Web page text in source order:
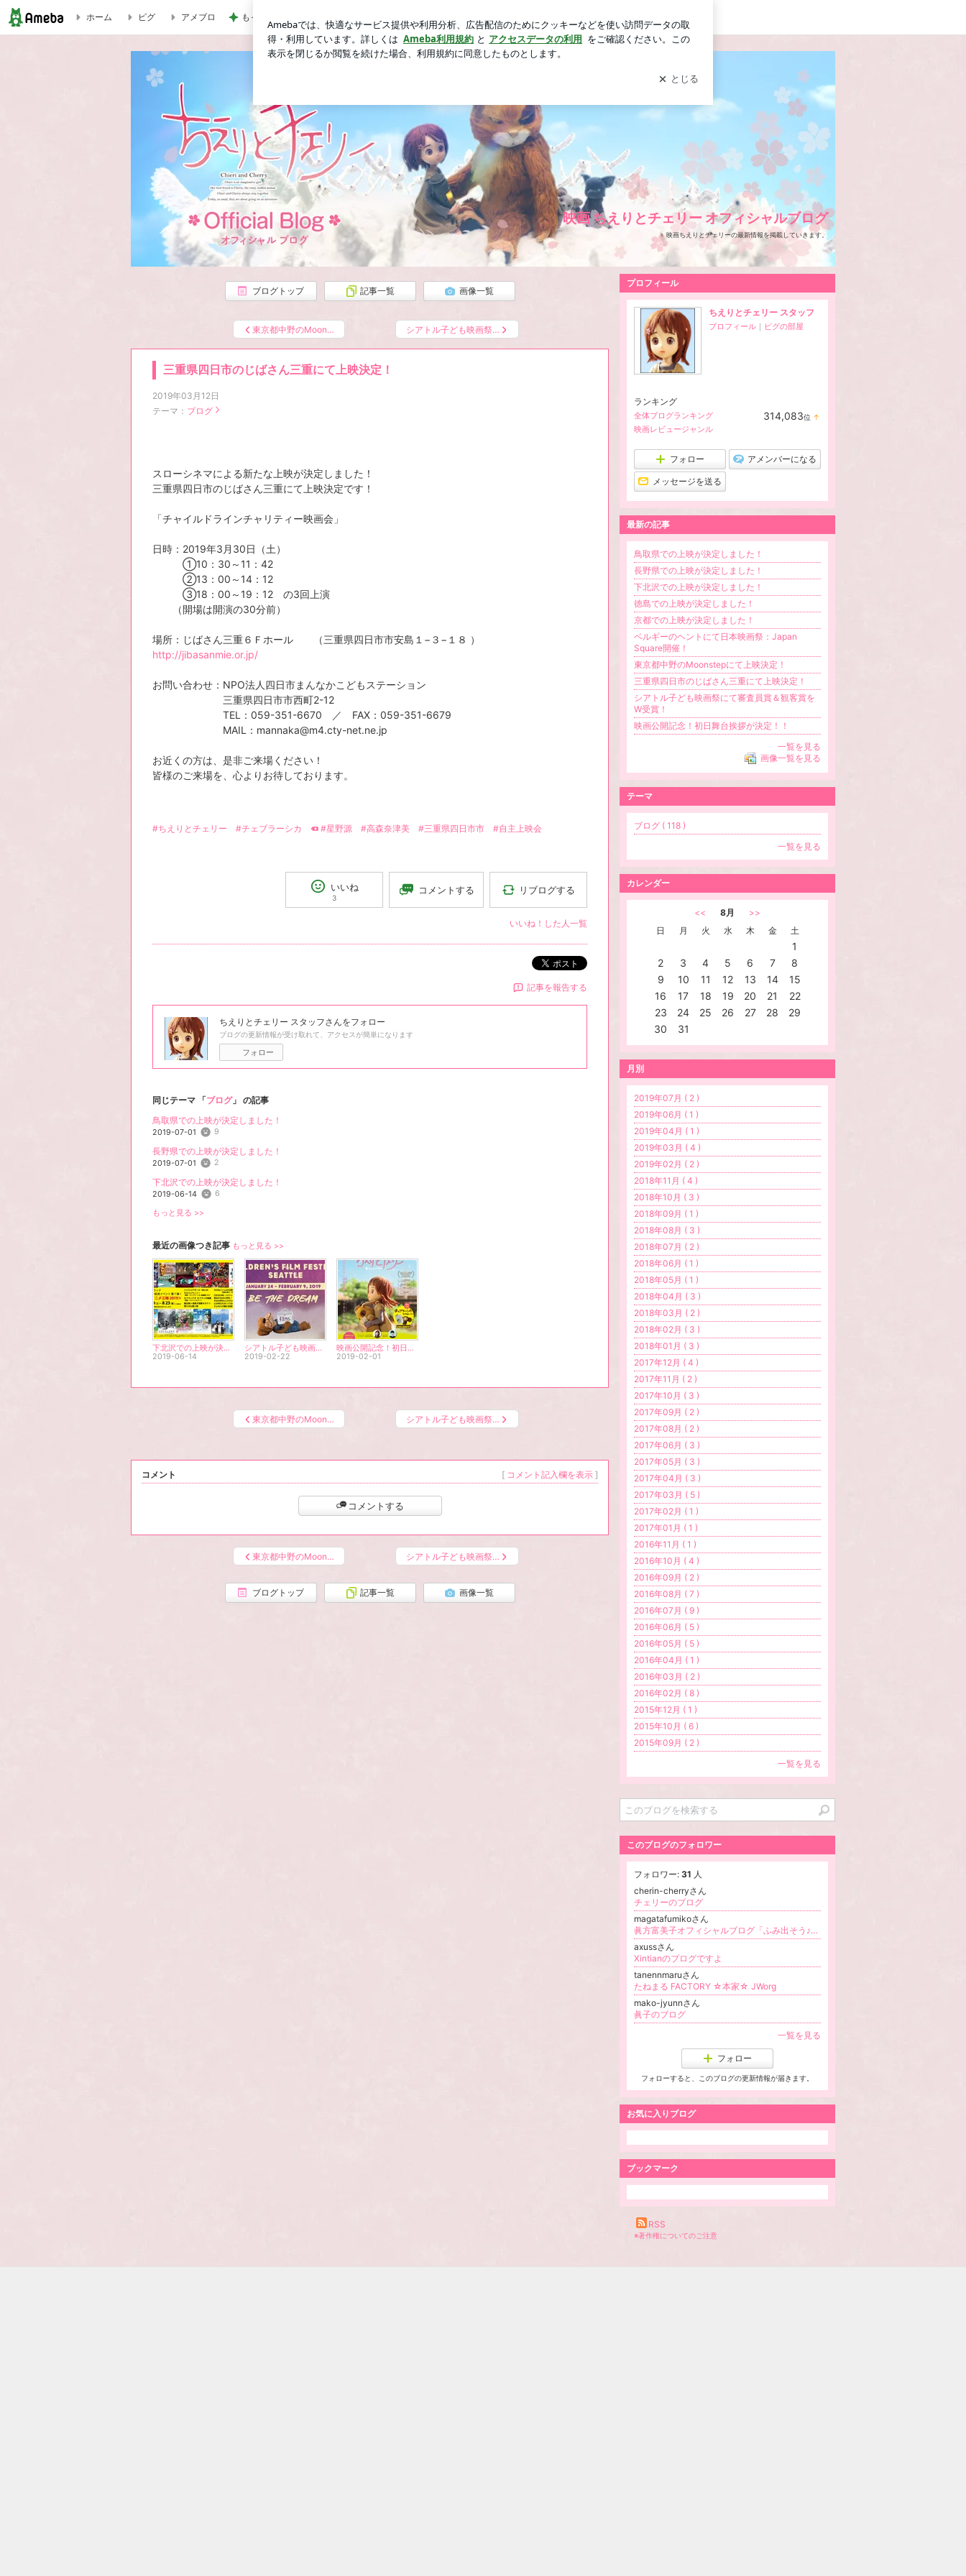
三重県四日市のじばさん三重にて上映決定！ | 映画 ちえりとチェリー オフィシャルブログ
ホーム ピグ アメブロ もっと早く来ればよかった島の銘菓 ログイン
映画 ちえりとチェリー オフィシャルブログ
映画ちえりとチェリーの最新情報を掲載していきます。
ブログトップ 記事一覧 画像一覧
東京都中野のMoon… シアトル子ども映画祭…
三重県四日市のじばさん三重にて上映決定！
2019年03月12日
テーマ： ブログ
スローシネマによる新たな上映が決定しました！
三重県四日市のじばさん三重にて上映決定です！
「チャイルドラインチャリティー映画会」
日時：2019年3月30日（土）
①10：30～11：42
②13：00～14：12
③18：00～19：12 の3回上演
（開場は開演の30分前）
場所：じばさん三重６Ｆホール （三重県四日市市安島１−３−１８ ）
http://jibasanmie.or.jp/
お問い合わせ：NPO法人四日市まんなかこどもステーション
三重県四日市市西町2-12
TEL：059-351-6670 ／ FAX：059-351-6679
MAIL：mannaka@m4.cty-net.ne.jp
お近くの方は、是非ご来場ください！
皆様のご来場を、心よりお待しております。
#ちえりとチェリー #チェブラーシカ #星野源 #高森奈津美 #三重県四日市市 #自主上映会
いいね
3
コメントする リブログする
いいね！した人一覧
ポスト
記事を報告する
ちえりとチェリー スタッフさんをフォロー
ブログの更新情報が受け取れて、アクセスが簡単になります
フォロー
同じテーマ 「ブログ」 の記事
鳥取県での上映が決定しました！
2019-07-01 9
長野県での上映が決定しました！
2019-07-01 2
下北沢での上映が決定しました！
2019-06-14 6
もっと見る >>
最近の画像つき記事 もっと見る >>
下北沢での上映が決定しました！
2019-06-14
シアトル子ども映画祭にて審査員賞＆観客賞をW受賞！
2019-02-22
映画公開記念！初日舞台挨拶が決定！！
2019-02-01
東京都中野のMoon… シアトル子ども映画祭…
[ コメント記入欄を表示 ]
コメント
コメントする
東京都中野のMoon… シアトル子ども映画祭…
ブログトップ 記事一覧 画像一覧
プロフィール
ちえりとチェリー スタッフ
プロフィール ｜ ピグの部屋
ランキング
全体ブログランキング 314,083位 ↑
映画レビュージャンル
フォロー アメンバーになる
メッセージを送る
最新の記事
鳥取県での上映が決定しました！
長野県での上映が決定しました！
下北沢での上映が決定しました！
徳島での上映が決定しました！
京都での上映が決定しました！
ベルギーのヘントにて日本映画祭：Japan
Square開催！
東京都中野のMoonstepにて上映決定！
三重県四日市のじばさん三重にて上映決定！
シアトル子ども映画祭にて審査員賞＆観客賞を
W受賞！
映画公開記念！初日舞台挨拶が決定！！
一覧を見る
画像一覧を見る
テーマ
ブログ ( 118 )
一覧を見る
カレンダー
<< 8月
>>
日
月 火 水 木 金 土
1
2
3 4 5 6 7
8
9
10 11 12 13 14
15
16
17 18 19 20 21
22
23
24 25 26 27 28
29
30
31
月別
2019年07月 ( 2 )
2019年06月 ( 1 )
2019年04月 ( 1 )
2019年03月 ( 4 )
2019年02月 ( 2 )
2018年11月 ( 4 )
2018年10月 ( 3 )
2018年09月 ( 1 )
2018年08月 ( 3 )
2018年07月 ( 2 )
2018年06月 ( 1 )
2018年05月 ( 1 )
2018年04月 ( 3 )
2018年03月 ( 2 )
2018年02月 ( 3 )
2018年01月 ( 3 )
2017年12月 ( 4 )
2017年11月 ( 2 )
2017年10月 ( 3 )
2017年09月 ( 2 )
2017年08月 ( 2 )
2017年06月 ( 3 )
2017年05月 ( 3 )
2017年04月 ( 3 )
2017年03月 ( 5 )
2017年02月 ( 1 )
2017年01月 ( 1 )
2016年11月 ( 1 )
2016年10月 ( 4 )
2016年09月 ( 2 )
2016年08月 ( 7 )
2016年07月 ( 9 )
2016年06月 ( 5 )
2016年05月 ( 5 )
2016年04月 ( 1 )
2016年03月 ( 2 )
2016年02月 ( 8 )
2015年12月 ( 1 )
2015年10月 ( 6 )
2015年09月 ( 2 )
一覧を見る
このブログのフォロワー
フォロワー: 31 人
cherin-cherryさん
チェリーのブログ
magatafumikoさん
眞方富美子オフィシャルブログ「ふみ出そう♪一歩」Powered by Ameba
axussさん
Xintianのブログですよ
tanennmaruさん
たねまる FACTORY ☆本家☆ JWorg
mako-jyunnさん
眞子のブログ
一覧を見る
フォロー
フォローすると、このブログの更新情報が届きます。
お気に入りブログ
ブックマーク
RSS
※著作権についてのご注意